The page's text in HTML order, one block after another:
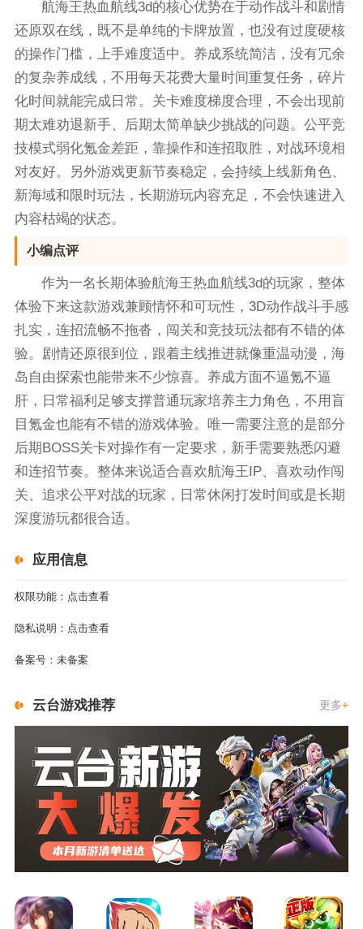
航海王热血航线3d的核心优势在于动作战斗和剧情
还原双在线，既不是单纯的卡牌放置，也没有过度硬核
的操作门槛，上手难度适中。养成系统简洁，没有冗余
的复杂养成线，不用每天花费大量时间重复任务，碎片
化时间就能完成日常。关卡难度梯度合理，不会出现前
期太难劝退新手、后期太简单缺少挑战的问题。公平竞
技模式弱化氪金差距，靠操作和连招取胜，对战环境相
对友好。另外游戏更新节奏稳定，会持续上线新角色、
新海域和限时玩法，长期游玩内容充足，不会快速进入
内容枯竭的状态。
小编点评
作为一名长期体验航海王热血航线3d的玩家，整体
体验下来这款游戏兼顾情怀和可玩性，3D动作战斗手感
扎实，连招流畅不拖沓，闯关和竞技玩法都有不错的体
验。剧情还原很到位，跟着主线推进就像重温动漫，海
岛自由探索也能带来不少惊喜。养成方面不逼氪不逼
肝，日常福利足够支撑普通玩家培养主力角色，不用盲
目氪金也能有不错的游戏体验。唯一需要注意的是部分
后期BOSS关卡对操作有一定要求，新手需要熟悉闪避
和连招节奏。整体来说适合喜欢航海王IP、喜欢动作闯
关、追求公平对战的玩家，日常休闲打发时间或是长期
深度游玩都很合适。
应用信息
权限功能： 点击查看
隐私说明： 点击查看
备案号： 未备案
云台游戏推荐 更多+